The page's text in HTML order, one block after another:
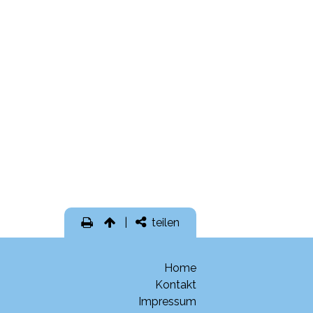
teilen
Home
Kontakt
Impressum